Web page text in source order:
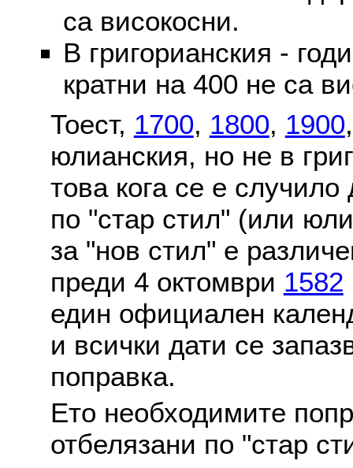
са високосни.
В григорианския -
кратни на 400 не са
Тоест, 1700, 1800, 1900
юлианския, но не в
това кога се е
по "стар стил" (или
за "нов стил" е
преди 4 октомври 1582
един официален
и всички дати се
поправка.
Ето необходимите
отбелязани по "стар